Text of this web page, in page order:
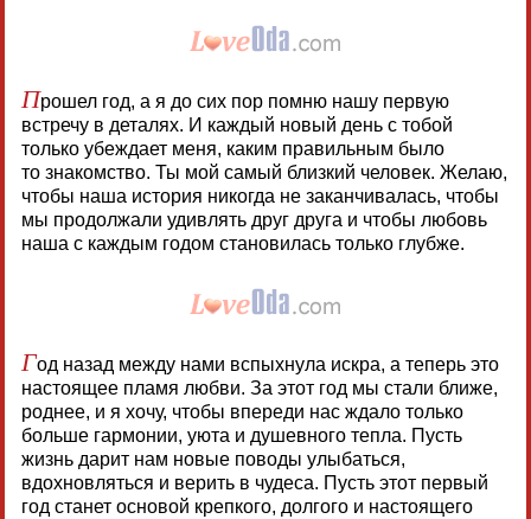
Прошел год, а я до сих пор помню нашу первую
встречу в деталях. И каждый новый день с тобой
только убеждает меня, каким правильным было
то знакомство. Ты мой самый близкий человек. Желаю,
чтобы наша история никогда не заканчивалась, чтобы
мы продолжали удивлять друг друга и чтобы любовь
наша с каждым годом становилась только глубже.
Год назад между нами вспыхнула искра, а теперь это
настоящее пламя любви. За этот год мы стали ближе,
роднее, и я хочу, чтобы впереди нас ждало только
больше гармонии, уюта и душевного тепла. Пусть
жизнь дарит нам новые поводы улыбаться,
вдохновляться и верить в чудеса. Пусть этот первый
год станет основой крепкого, долгого и настоящего